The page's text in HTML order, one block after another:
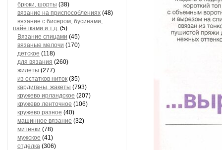
брюки, шорты (38)
вязание на приспособлениях (48)
вязание с бисером, бусинами,
пайетками и т.д. (5)
Вязание спицами (45)
вязаные мелочи (170)
детское (118)
для вязания (260)
жилеты (277)
из остатков ниток (35)
кардиганы, жакеты (793)
кружево ирландское (207)
кружево ленточное (106)
кружево разное (40)
машинное вязание (32)
митенки (78)
мужское (41)
отделка (306)